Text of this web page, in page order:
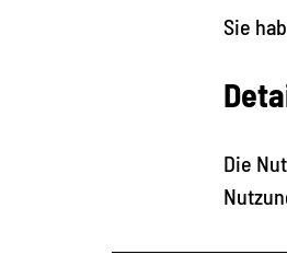
Sie
Die